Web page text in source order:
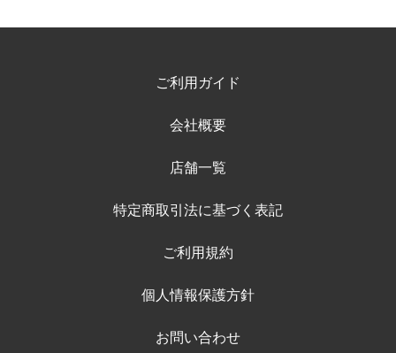
ご利用ガイド
会社概要
店舗一覧
特定商取引法に基づく表記
ご利用規約
個人情報保護方針
お問い合わせ